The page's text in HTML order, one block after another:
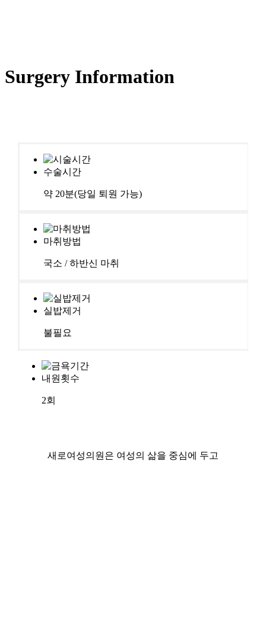
Surgery Information
수술시간
약 20분(당일 퇴원 가능)
마취방법
국소 / 하반신 마취
실밥제거
불필요
내원횟수
2회
새로여성의원은 여성의 삶을 중심에 두고